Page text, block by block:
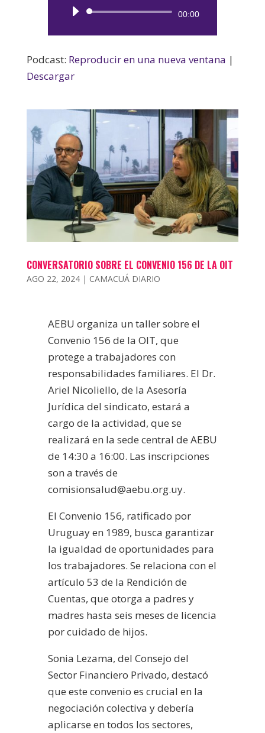
Reproductor
00:00
Podcast: Reproducir en una nueva ventana |
Descargar
CONVERSATORIO SOBRE EL CONVENIO 156 DE LA OIT
AGO 22, 2024| CAMACUÁ DIARIO
AEBU organiza un taller sobre el
Convenio 156 de la OIT, que
protege a trabajadores con
responsabilidades familiares. El Dr.
Ariel Nicoliello, de la Asesoría
Jurídica del sindicato, estará a
cargo de la actividad, que se
realizará en la sede central de AEBU
de 14:30 a 16:00. Las inscripciones
son a través de
comisionsalud@aebu.org.uy.
El Convenio 156, ratificado por
Uruguay en 1989, busca garantizar
la igualdad de oportunidades para
los trabajadores. Se relaciona con el
artículo 53 de la Rendición de
Cuentas, que otorga a padres y
madres hasta seis meses de licencia
por cuidado de hijos.
Sonia Lezama, del Consejo del
Sector Financiero Privado, destacó
que este convenio es crucial en la
negociación colectiva y debería
aplicarse en todos los sectores,